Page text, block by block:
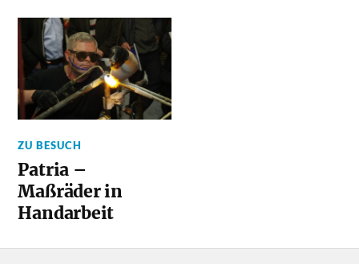
ZU BESUCH
Patria –
Maßräder in
Handarbeit